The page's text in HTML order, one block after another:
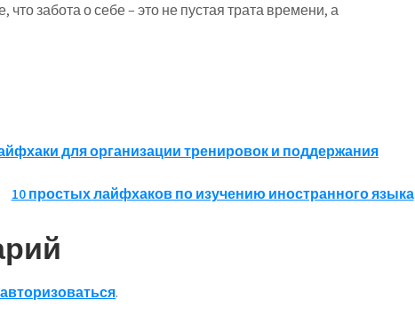
забота о себе – это не пустая трата времени, а
для организации тренировок и поддержания
10 простых лайфхаков по изучению иностранного языка
авторизоваться.